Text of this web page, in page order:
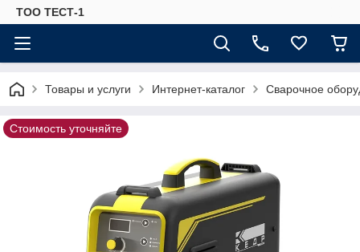
ТОО ТЕСТ-1
Товары и услуги Интернет-каталог Сварочное
Стоимость уточняйте